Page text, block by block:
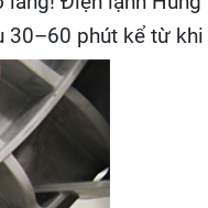
30–60 phút kể từ